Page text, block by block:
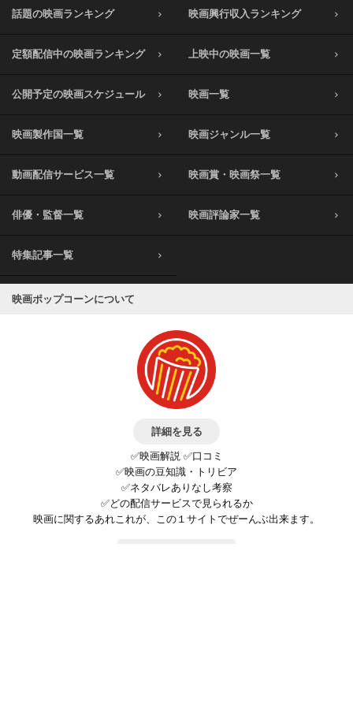
話題の映画ランキング 映画興行収入ランキング
定額配信中の映画ランキング 上映中の映画一覧
公開予定の映画スケジュール 映画一覧
映画製作国一覧 映画ジャンル一覧
動画配信サービス一覧 映画賞・映画祭一覧
俳優・監督一覧 映画評論家一覧
特集記事一覧
映画ポップコーンについて
詳細を見る
✅映画解説 ✅口コミ
✅映画の豆知識・トリビア
✅ネタバレありなし考察
✅どの配信サービスで見られるか
映画に関するあれこれが、この１サイトでぜーんぶ出来ます。